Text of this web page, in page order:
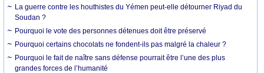
La guerre contre les houthistes du Yémen peut-elle détourner Riyad du
Soudan ?
Pourquoi le vote des personnes détenues doit être préservé
Pourquoi certains chocolats ne fondent-ils pas malgré la chaleur ?
Pourquoi le fait de naître sans défense pourrait être l’une des plus
grandes forces de l’humanité